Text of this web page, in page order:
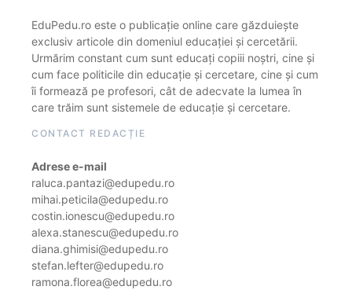
EduPedu.ro este o publicație online care găzduiește
exclusiv articole din domeniul educației și cercetării.
Urmărim constant cum sunt educați copiii noștri, cine și
cum face politicile din educație și cercetare, cine și cum
îi formează pe profesori, cât de adecvate la lumea în
care trăim sunt sistemele de educație și cercetare.
CONTACT REDACȚIE
Adrese e-mail
raluca.pantazi@edupedu.ro
mihai.peticila@edupedu.ro
costin.ionescu@edupedu.ro
alexa.stanescu@edupedu.ro
diana.ghimisi@edupedu.ro
stefan.lefter@edupedu.ro
ramona.florea@edupedu.ro